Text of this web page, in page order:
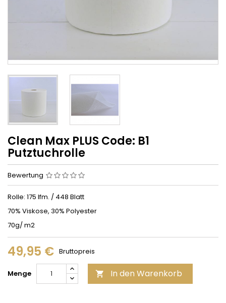
Clean Max PLUS Code: B1
Putztuchrolle
Bewertung
Rolle: 175 lfm. / 448 Blatt
70% Viskose, 30% Polyester
70g/ m2
49,95 € Bruttopreis
Menge  In den Warenkorb